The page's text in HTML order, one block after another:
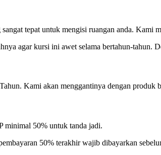
tepat untuk mengisi ruangan anda. Kami
agar kursi ini awet selama bertahun-tahun.
Kami akan menggantinya dengan produk
minimal 50% untuk tanda jadi.
50% terakhir wajib dibayarkan